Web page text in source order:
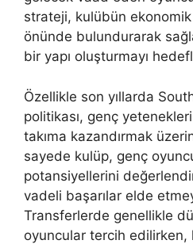
strateji, kulübün ekonomik
önünde bulundurarak
bir yapı oluşturmayı
Özellikle son yıllarda
politikası, genç
takıma kazandırmak
sayede kulüp, genç
potansiyellerini
vadeli başarılar elde
Transferlerde genellikle
oyuncular tercih edilirken,